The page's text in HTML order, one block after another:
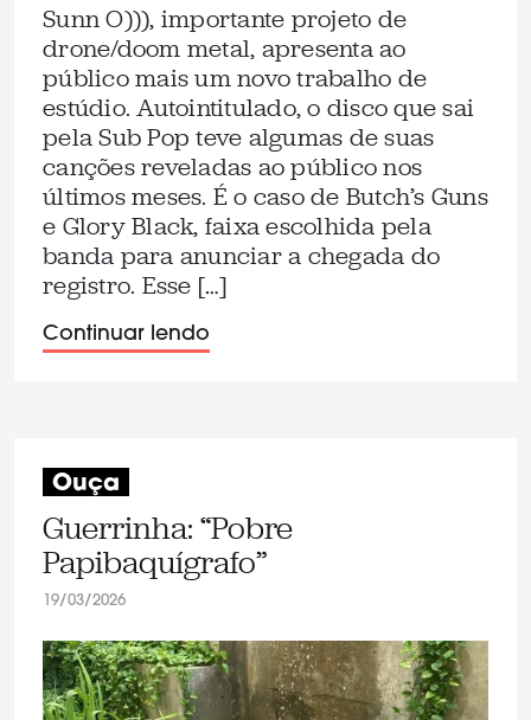
Sunn O))), importante projeto de
drone/doom metal, apresenta ao
público mais um novo trabalho de
estúdio. Autointitulado, o disco que sai
pela Sub Pop teve algumas de suas
canções reveladas ao público nos
últimos meses. É o caso de Butch’s Guns
e Glory Black, faixa escolhida pela
banda para anunciar a chegada do
registro. Esse […]
Continuar lendo
Ouça
Guerrinha: “Pobre
Papibaquígrafo”
19/03/2026